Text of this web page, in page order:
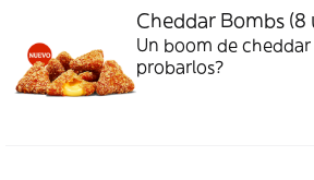
Cheddar Bombs (8
Un boom de
probarlos?